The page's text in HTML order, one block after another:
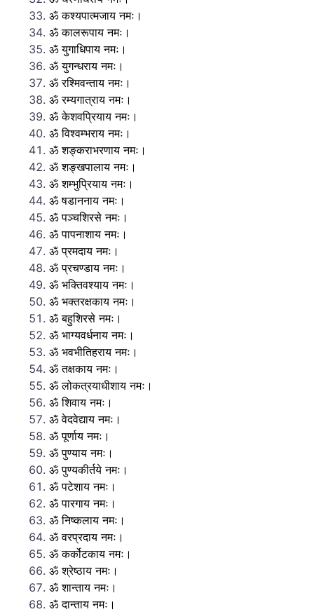
ॐ कश्यपात्मजाय नमः।
ॐ कालरूपाय नमः।
ॐ युगाधिपाय नमः।
ॐ युगन्धराय नमः।
ॐ रश्मिवन्ताय नमः।
ॐ रम्यगात्राय नमः।
ॐ केशवप्रियाय नमः।
ॐ विश्वम्भराय नमः।
ॐ शङ्कराभरणाय नमः।
ॐ शङ्खपालाय नमः।
ॐ शम्भुप्रियाय नमः।
ॐ षडाननाय नमः।
ॐ पञ्चशिरसे नमः।
ॐ पापनाशाय नमः।
ॐ प्रमदाय नमः।
ॐ प्रचण्डाय नमः।
ॐ भक्तिवश्याय नमः।
ॐ भक्तरक्षकाय नमः।
ॐ बहुशिरसे नमः।
ॐ भाग्यवर्धनाय नमः।
ॐ भवभीतिहराय नमः।
ॐ तक्षकाय नमः।
ॐ लोकत्रयाधीशाय नमः।
ॐ शिवाय नमः।
ॐ वेदवेद्याय नमः।
ॐ पूर्णाय नमः।
ॐ पुण्याय नमः।
ॐ पुण्यकीर्तये नमः।
ॐ पटेशाय नमः।
ॐ पारगाय नमः।
ॐ निष्कलाय नमः।
ॐ वरप्रदाय नमः।
ॐ कर्कोटकाय नमः।
ॐ श्रेष्ठाय नमः।
ॐ शान्ताय नमः।
ॐ दान्ताय नमः।